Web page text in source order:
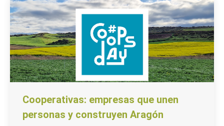
Cooperativas: empresas que unen
personas y construyen Aragón